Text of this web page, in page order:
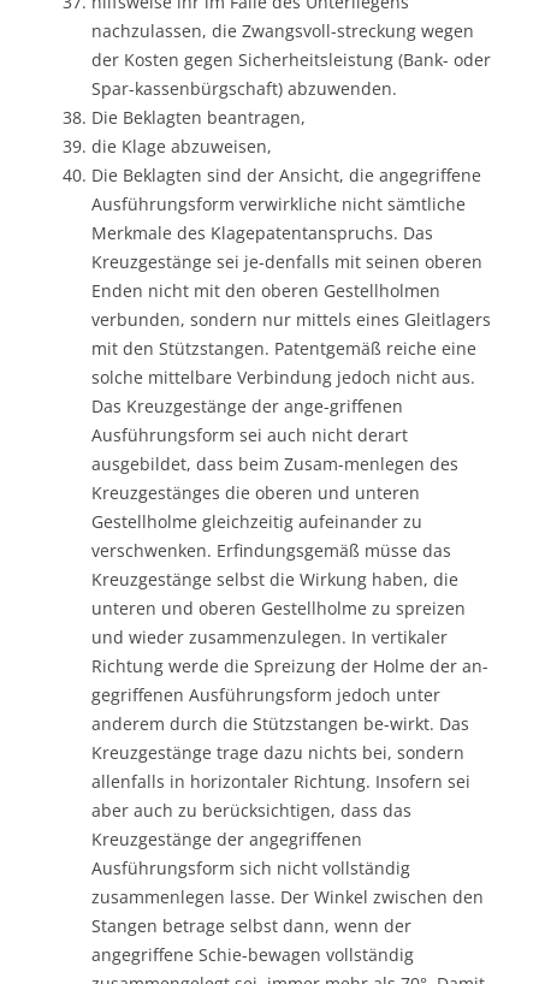
nachzulassen, die Zwangsvoll-streckung wegen
der Kosten gegen Sicherheitsleistung (Bank- oder
Spar-kassenbürgschaft) abzuwenden.
Die Beklagten beantragen,
die Klage abzuweisen,
Die Beklagten sind der Ansicht, die angegriffene
Ausführungsform verwirkliche nicht sämtliche
Merkmale des Klagepatentanspruchs. Das
Kreuzgestänge sei je-denfalls mit seinen oberen
Enden nicht mit den oberen Gestellholmen
verbunden, sondern nur mittels eines Gleitlagers
mit den Stützstangen. Patentgemäß reiche eine
solche mittelbare Verbindung jedoch nicht aus.
Das Kreuzgestänge der ange-griffenen
Ausführungsform sei auch nicht derart
ausgebildet, dass beim Zusam-menlegen des
Kreuzgestänges die oberen und unteren
Gestellholme gleichzeitig aufeinander zu
verschwenken. Erfindungsgemäß müsse das
Kreuzgestänge selbst die Wirkung haben, die
unteren und oberen Gestellholme zu spreizen
und wieder zusammenzulegen. In vertikaler
Richtung werde die Spreizung der Holme der an-
gegriffenen Ausführungsform jedoch unter
anderem durch die Stützstangen be-wirkt. Das
Kreuzgestänge trage dazu nichts bei, sondern
allenfalls in horizontaler Richtung. Insofern sei
aber auch zu berücksichtigen, dass das
Kreuzgestänge der angegriffenen
Ausführungsform sich nicht vollständig
zusammenlegen lasse. Der Winkel zwischen den
Stangen betrage selbst dann, wenn der
angegriffene Schie-bewagen vollständig